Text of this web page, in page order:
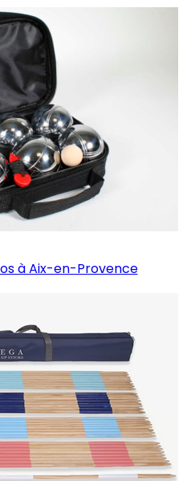
à Aix-en-Provence